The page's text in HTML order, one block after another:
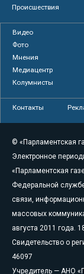
Происшествия
Видео
Фото
Мнения
Медиацентр
Колумнисты
Контакты
© «Парламентская
Электронное
«Парламентская
Федеральной
связи,
массовых
августа 2011 года.
Свидетельство о
46097
Учредитель — АНО